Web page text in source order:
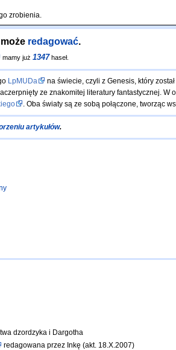
zrobienia.
redagować.
mamy już 1347haseł.
LpMUDa
na świecie, czyli z Genesis, który
ze znakomitej literatury fantastycznej. W
. Oba światy są ze sobą połączone, tworząc
artykułów.
dzordzyka i Dargotha
redagowana przez Inkę (akt. 18.X.2007)